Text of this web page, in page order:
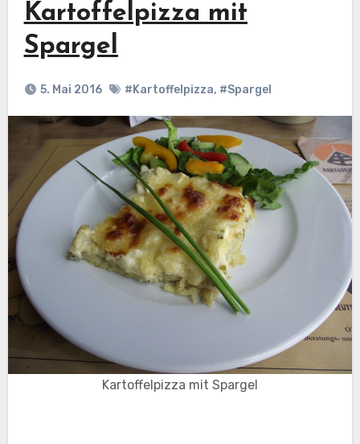
Kartoffelpizza mit
Spargel
5. Mai 2016 #Kartoffelpizza, #Spargel
Kartoffelpizza mit Spargel